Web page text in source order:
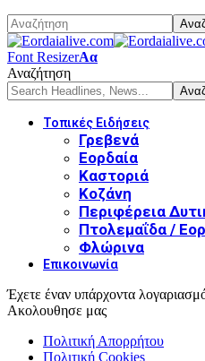
Font ResizerΑα
Αναζήτηση
Τοπικές Ειδήσεις
Γρεβενά
Εορδαία
Καστοριά
Κοζάνη
Περιφέρεια
Πτολεμαΐδα /
Φλώρινα
Επικοινωνία
Έχετε έναν υπάρχοντα
Ακολουθησε μας
Πολιτική Απορρήτου
Πολιτική Cookies